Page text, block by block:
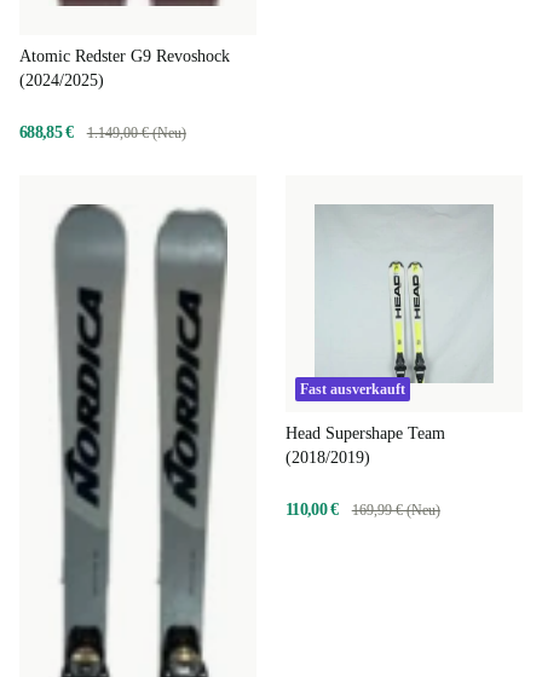
Atomic Redster G9 Revoshock
(2024/2025)
688,85 € 1.149,00 € (Neu)
Fast ausverkauft
Head Supershape Team
(2018/2019)
110,00 € 169,99 € (Neu)